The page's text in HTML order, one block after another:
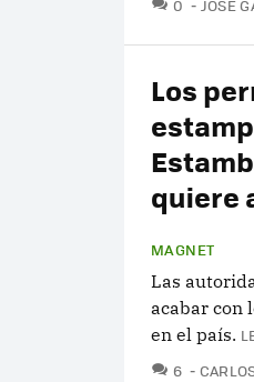
0
JOSE
Los
quiere
MAGNET
Las
acabar con
en el país.
6